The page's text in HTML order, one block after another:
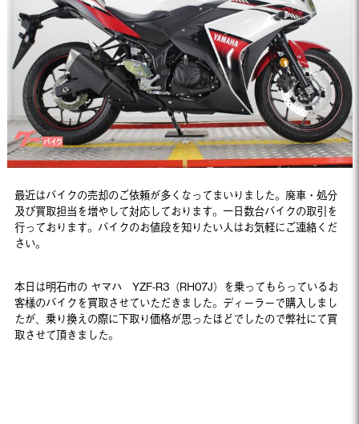
最近はバイクの売却のご依頼が多くなってまいりました。廃車・処分
及び買取担当を増やして対応しております。一日数台バイクの取引を
行っております。バイクのお値段を知りたい人はお気軽にご連絡くだ
さい。
本日は明石市の ヤマハ YZF-R3（RH07J）を乗ってもらっているお
客様のバイクを買取させていただきました。ディーラーで購入しまし
たが、乗り換えの際に下取り価格が思ったほどでしたので弊社にて買
取させて頂きました。